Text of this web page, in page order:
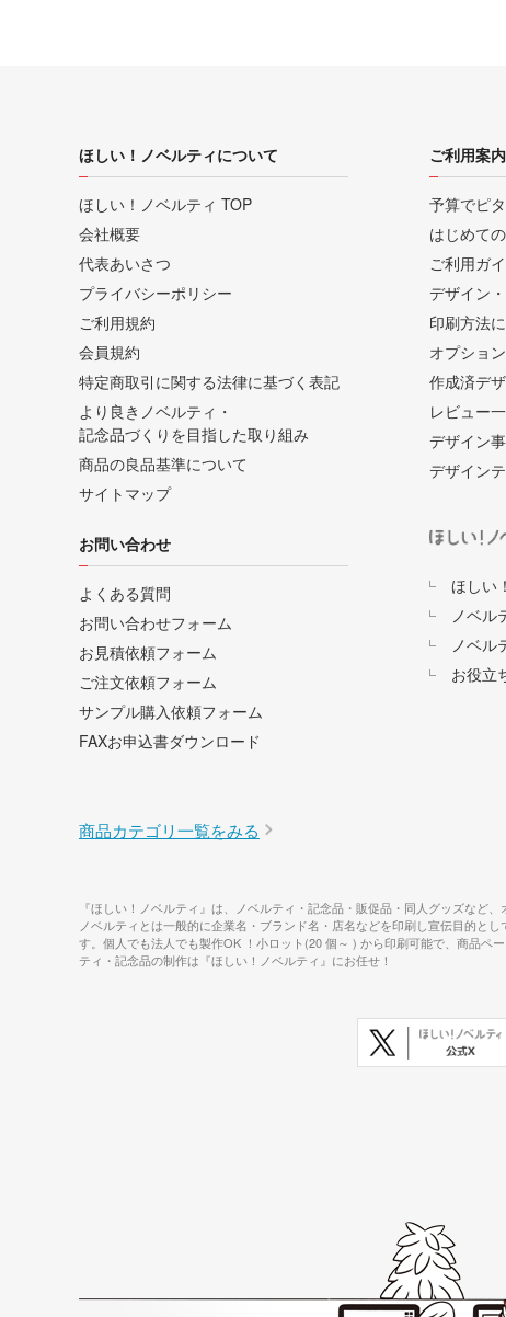
ほしい！ノベルティについて
ほしい！ノベルティ TOP
会社概要
代表あいさつ
プライバシーポリシー
ご利用規約
会員規約
特定商取引に関する法律に基づく表記
より良きノベルティ・
記念品づくりを目指した取り組み
商品の良品基準について
サイトマップ
ご利用案内
予算でピ
はじめて
ご利用ガ
デザイン
印刷方法
オプショ
作成済デ
レビュー
デザイン
デザイン
お問い合わせ
よくある質問
お問い合わせフォーム
お見積依頼フォーム
ご注文依頼フォーム
サンプル購入依頼フォーム
FAXお申込書ダウンロード
ほしい
ノベル
ノベル
お役立
商品カテゴリ一覧をみる
『ほしい！ノベルティ』は、ノベルティ・記念品・販促品・同人グッズなど
ノベルティとは一般的に企業名・ブランド名・店名などを印刷し宣伝目的と
す。個人でも法人でも製作OK ！小ロット(20 個～ ) から印刷可能で、商品ペ
ティ・記念品の制作は『ほしい！ノベルティ』にお任せ！